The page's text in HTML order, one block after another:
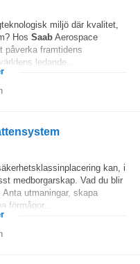
miljö där kvalitet,
Hos Saab Aerospace
påverka framtidens
ledande...
kan, i
medborgarskap. Vad du blir
utmaningar, skapa
förmågor...